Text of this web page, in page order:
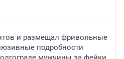
и размещал фривольные
подробности